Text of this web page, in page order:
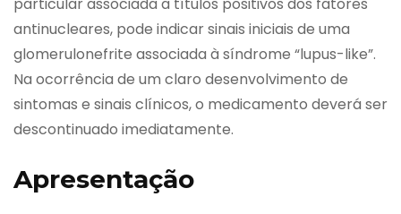
antinucleares, pode indicar sinais iniciais de uma
glomerulonefrite associada à síndrome “lupus-like”.
Na ocorrência de um claro desenvolvimento de
sintomas e sinais clínicos, o medicamento deverá ser
descontinuado imediatamente.
Apresentação